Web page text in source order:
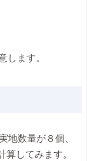
します。
地数量が８個、
してみます。